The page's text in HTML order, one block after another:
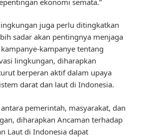
juga perlu ditingkatkan
sadar akan pentingnya menjaga
kampanye tentang
lingkungan, diharapkan
berperan aktif dalam upaya
darat dan laut di Indonesia.
pemerintah, masyarakat, dan
diharapkan Ancaman terhadap
Laut di Indonesia dapat